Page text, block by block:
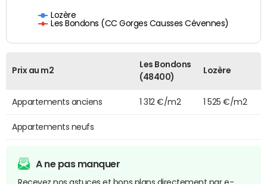
Lozère
Les Bondons (CC Gorges Causses Cévennes)
Prix au m2
Les Bondons
(48400)
Lozère
Appartements anciens 1 312 €/m2 1 525 €/m2
Appartements neufs
A ne pas manquer
Recevez nos astuces et bons plans directement par e-